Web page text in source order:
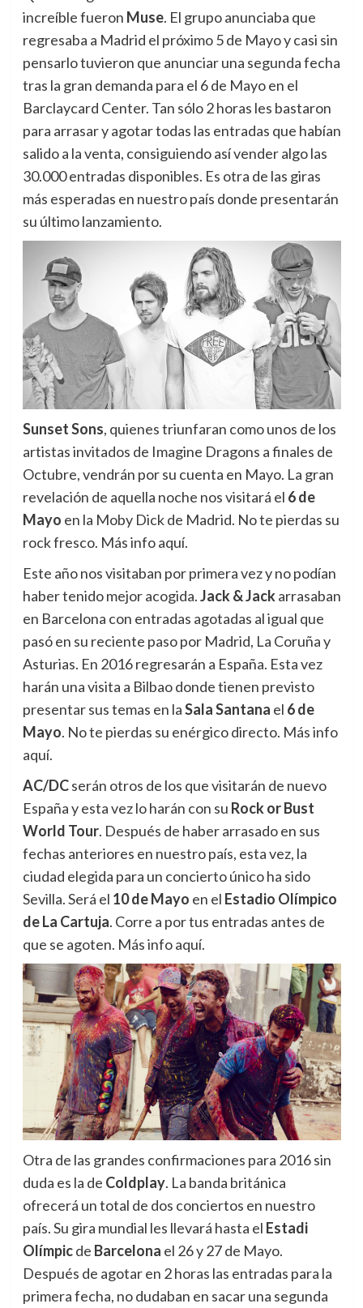
increíble fueron Muse. El grupo anunciaba que
regresaba a Madrid el próximo 5 de Mayo y casi sin
pensarlo tuvieron que anunciar una segunda fecha
tras la gran demanda para el 6 de Mayo en el
Barclaycard Center. Tan sólo 2 horas les bastaron
para arrasar y agotar todas las entradas que habían
salido a la venta, consiguiendo así vender algo las
30.000 entradas disponibles. Es otra de las giras
más esperadas en nuestro país donde presentarán
su último lanzamiento.
Sunset Sons, quienes triunfaran como unos de los
artistas invitados de Imagine Dragons a finales de
Octubre, vendrán por su cuenta en Mayo. La gran
revelación de aquella noche nos visitará el 6 de
Mayo en la Moby Dick de Madrid. No te pierdas su
rock fresco. Más info aquí.
Este año nos visitaban por primera vez y no podían
haber tenido mejor acogida.Jack & Jackarrasaban
en Barcelona con entradas agotadas al igual que
pasó en su reciente paso por Madrid, La Coruña y
Asturias. En 2016 regresarán a España. Esta vez
harán una visita a Bilbao donde tienen previsto
presentar sus temas en laSala Santana el 6 de
Mayo. No te pierdas su enérgico directo. Más info
aquí.
AC/DCserán otros de los que visitarán de nuevo
España y esta vez lo harán con su Rock or Bust
World Tour. Después de haber arrasado en sus
fechas anteriores en nuestro país, esta vez, la
ciudad elegida para un concierto único ha sido
Sevilla. Será el 10 de Mayo en el Estadio Olímpico
de La Cartuja. Corre a por tus entradas antes de
que se agoten. Más info aquí.
Otra de las grandes confirmaciones para 2016 sin
duda es la de Coldplay. La banda británica
ofrecerá un total de dos conciertos en nuestro
país. Su gira mundial les llevará hasta el Estadi
Olímpicde Barcelona el 26 y 27 de Mayo.
Después de agotar en 2 horas las entradas para la
primera fecha, no dudaban en sacar una segunda